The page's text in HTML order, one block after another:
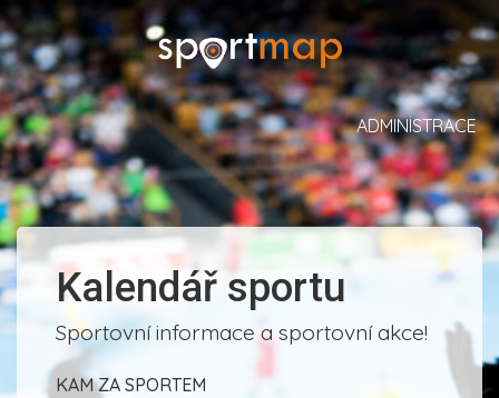
ADMINISTRACE
Kalendář sportu
Sportovní informace a sportovní akce!
KAM ZA SPORTEM